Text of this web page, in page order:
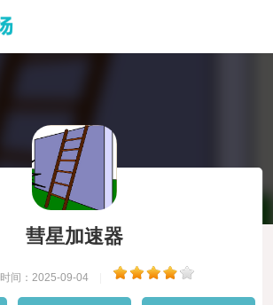
彗星加速器
时间：2025-09-04